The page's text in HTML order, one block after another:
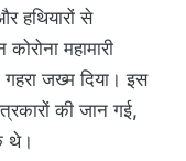
हथियारों से
महामारी
जख्म दिया। इस
की जान गई,
थे।